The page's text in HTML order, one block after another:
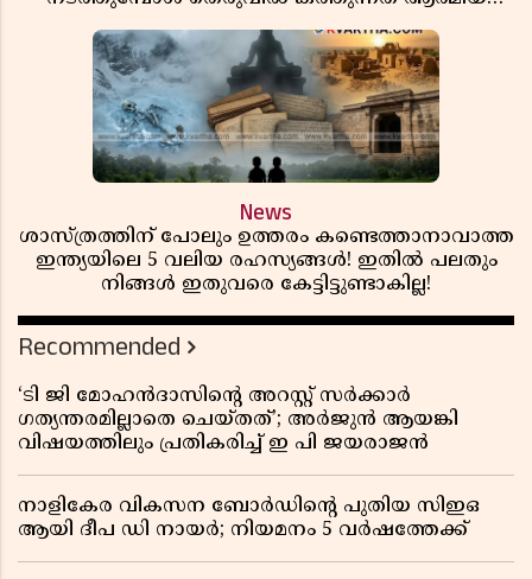
News
ശാസ്ത്രത്തിന് പോലും ഉത്തരം കണ്ടെത്താനാവാത്ത
ഇന്ത്യയിലെ 5 വലിയ രഹസ്യങ്ങൾ! ഇതിൽ പലതും
നിങ്ങൾ ഇതുവരെ കേട്ടിട്ടുണ്ടാകില്ല!
Recommended
‘ടി ജി മോഹൻദാസിൻ്റെ അറസ്റ്റ് സർക്കാർ
ഗത്യന്തരമില്ലാതെ ചെയ്തത്’; അർജുൻ ആയങ്കി
വിഷയത്തിലും പ്രതികരിച്ച് ഇ പി ജയരാജൻ
നാളികേര വികസന ബോർഡിൻ്റെ പുതിയ സിഇഒ
ആയി ദീപ ഡി നായർ; നിയമനം 5 വർഷത്തേക്ക് ​​​​​​​